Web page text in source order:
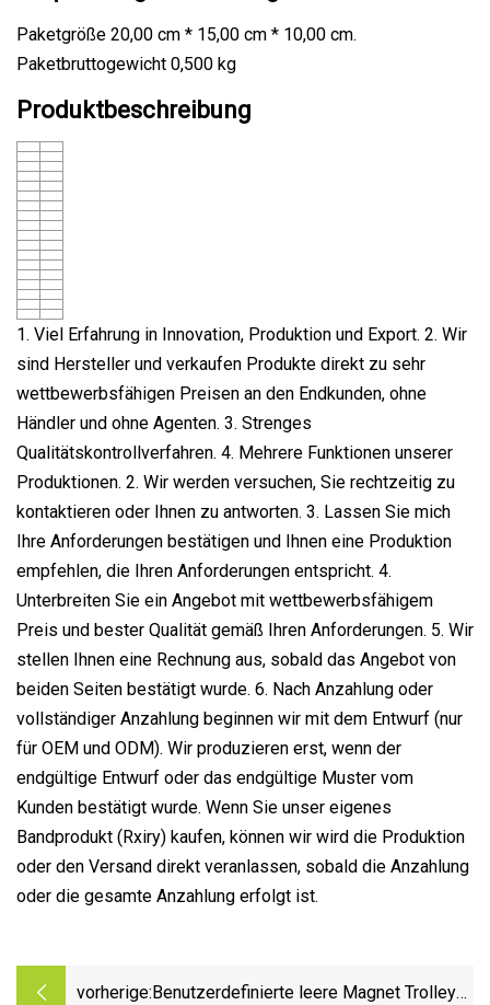
Paketgröße 20,00 cm * 15,00 cm * 10,00 cm.
Paketbruttogewicht 0,500 kg
Produktbeschreibung
1. Viel Erfahrung in Innovation, Produktion und Export. 2. Wir
sind Hersteller und verkaufen Produkte direkt zu sehr
wettbewerbsfähigen Preisen an den Endkunden, ohne
Händler und ohne Agenten. 3. Strenges
Qualitätskontrollverfahren. 4. Mehrere Funktionen unserer
Produktionen. 2. Wir werden versuchen, Sie rechtzeitig zu
kontaktieren oder Ihnen zu antworten. 3. Lassen Sie mich
Ihre Anforderungen bestätigen und Ihnen eine Produktion
empfehlen, die Ihren Anforderungen entspricht. 4.
Unterbreiten Sie ein Angebot mit wettbewerbsfähigem
Preis und bester Qualität gemäß Ihren Anforderungen. 5. Wir
stellen Ihnen eine Rechnung aus, sobald das Angebot von
beiden Seiten bestätigt wurde. 6. Nach Anzahlung oder
vollständiger Anzahlung beginnen wir mit dem Entwurf (nur
für OEM und ODM). Wir produzieren erst, wenn der
endgültige Entwurf oder das endgültige Muster vom
Kunden bestätigt wurde. Wenn Sie unser eigenes
Bandprodukt (Rxiry) kaufen, können wir wird die Produktion
oder den Versand direkt veranlassen, sobald die Anzahlung
oder die gesamte Anzahlung erfolgt ist.
vorherige: Benutzerdefinierte leere Magnet Trolley